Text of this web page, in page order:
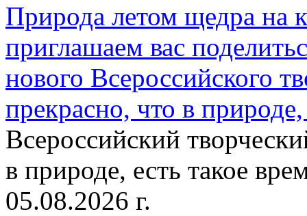
Природа летом щедра на
приглашаем вас
нового Всероссийского
прекрасно, что в
Всероссийский
в природе, есть такое
05.08.2026 г.